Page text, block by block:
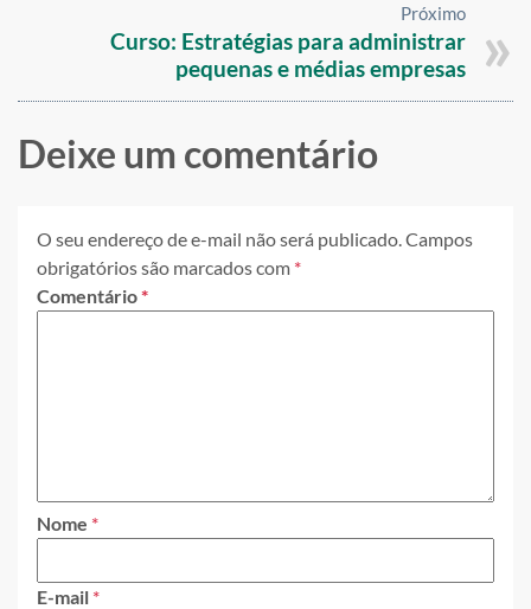
Próximo
Curso: Estratégias para administrar
pequenas e médias empresas
Deixe um comentário
O seu endereço de e-mail não será publicado.Campos
obrigatórios são marcados com *
Comentário*
Nome *
E-mail *